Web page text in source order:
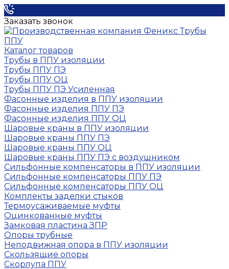
Заказать звонок
Каталог товаров
Трубы в ППУ изоляции
Трубы ППУ ПЭ
Трубы ППУ ОЦ
Трубы ППУ ПЭ Усиленная
Фасонные изделия в ППУ изоляции
Фасонные изделия ППУ ПЭ
Фасонные изделия ППУ ОЦ
Шаровые краны в ППУ изоляции
Шаровые краны ППУ ПЭ
Шаровые краны ППУ ОЦ
Шаровые краны ППУ ПЭ с воздушником
Сильфонные компенсаторы в ППУ изоляции
Сильфонные компенсаторы ППУ ПЭ
Сильфонные компенсаторы ППУ ОЦ
Комплекты заделки стыков
Термоусаживаемые муфты
Оцинкованные муфты
Замковая пластина ЗПР
Опоры трубные
Неподвижная опора в ППУ изоляции
Скользящие опоры
Скорлупа ППУ